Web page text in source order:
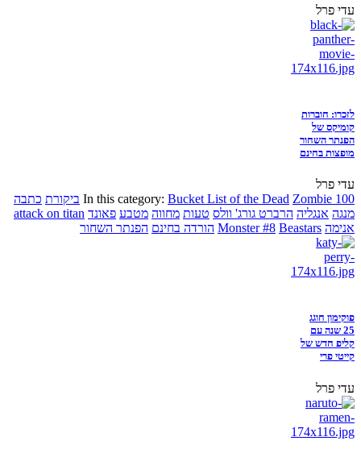
עדי פרל
לזכרו: חוברות
קומיקס של
הפנתר השחור
מופצות בחינם
עדי פרל
In this category: Bucket List of the Dead Zombie 100 ביקורת כתבה
מנגה אנגליה הרברט גורג' וולס טעות מחווה מטבע פאונד attack on titan
אנימה
Monster #8 Beastars הורדה בחינם הפנתר השחור
פוקימון חוגג
25 שנה עם
קליפ חדש של
קייטי פרי
עדי פרל